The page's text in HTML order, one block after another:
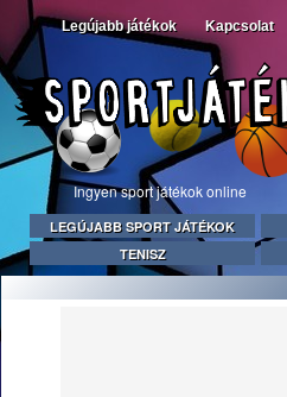
Legújabb játékok Kapcsolat
Ingyen sport játékok online
LEGÚJABB SPORT JÁTÉKOK
TENISZ